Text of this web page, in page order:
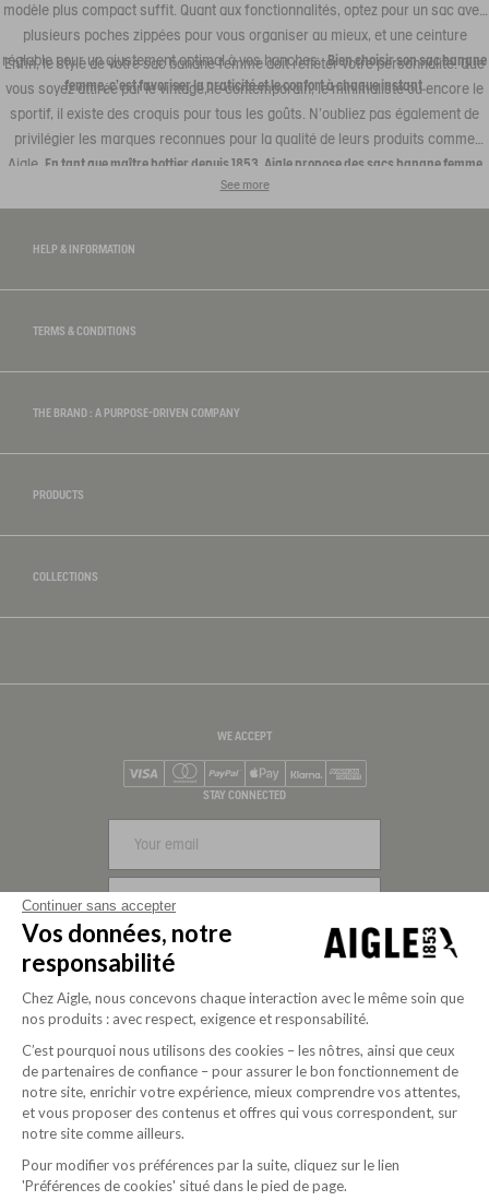
modèle plus compact suffit. Quant aux fonctionnalités, optez pour un sac avec
plusieurs poches zippées pour vous organiser au mieux, et une ceinture
réglable pour un ajustement optimal à vos hanches.Bien choisir son sac banane
femme, c'est favoriser la praticité et le confort à chaque instant.
Enfin, le style de votre sac banane femme doit refléter votre personnalité. Que
vous soyez attirée par le vintage, le contemporain, le minimaliste ou encore le
sportif, il existe des croquis pour tous les goûts. N'oubliez pas également de
privilégier les marques reconnues pour la qualité de leurs produits comme
Aigle. En tant que maître bottier depuis 1853, Aigle propose des sacs banane femme
au style intemporel, réalisés avec un savoir-faire artisanal, pour vous accompagner
See more
HELP & INFORMATION
TERMS & CONDITIONS
THE BRAND : A PURPOSE-DRIVEN COMPANY
PRODUCTS
COLLECTIONS
WE ACCEPT
Mastercard
PayPalApple Pay
STAY CONNECTED
Purpose-driven company since 2020
Continuer sans accepter
Vos données, notre
responsabilité
Chez Aigle, nous concevons chaque interaction avec le même soin que
nos produits : avec respect, exigence et responsabilité.
C’est pourquoi nous utilisons des cookies – les nôtres, ainsi que ceux
de partenaires de confiance – pour assurer le bon fonctionnement de
notre site, enrichir votre expérience, mieux comprendre vos attentes,
et vous proposer des contenus et offres qui vous correspondent, sur
notre site comme ailleurs.
Pour modifier vos préférences par la suite, cliquez sur le lien
'Préférences de cookies' situé dans le pied de page.